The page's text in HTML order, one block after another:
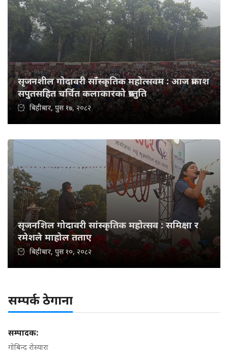
सृजनशील गोदावरी साँस्कृतिक महोत्सवम : आज प्रकाश
सपुतसहित चर्चित कलाकारको प्रस्तुति
बिहीबार, पुस १७, २०८२
सृजनशिल गोदावरी सांस्कृतिक महोत्सव : समिक्षा र
रमेशले माहोल तताए
बिहीबार, पुस १०, २०८२
सम्पर्क ठेगाना
सम्पादक:
गोबिन्द रोस्यारा